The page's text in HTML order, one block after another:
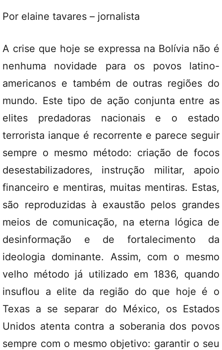
Por elaine tavares – jornalista
A crise que hoje se expressa na Bolívia não é
nenhuma novidade para os povos latino-
americanos e também de outras regiões do
mundo. Este tipo de ação conjunta entre as
elites predadoras nacionais e o estado
terrorista ianque é recorrente e parece seguir
sempre o mesmo método: criação de focos
desestabilizadores, instrução militar, apoio
financeiro e mentiras, muitas mentiras. Estas,
são reproduzidas à exaustão pelos grandes
meios de comunicação, na eterna lógica de
desinformação e de fortalecimento da
ideologia dominante. Assim, com o mesmo
velho método já utilizado em 1836, quando
insuflou a elite da região do que hoje é o
Texas a se separar do México, os Estados
Unidos atenta contra a soberania dos povos
sempre com o mesmo objetivo: garantir o seu